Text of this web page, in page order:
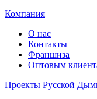
Компания
О нас
Контакты
Франшиза
Оптовым
Проекты Русской